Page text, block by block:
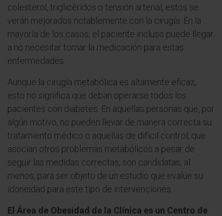
colesterol, triglicéridos o tensión arterial, estos se
verán mejorados notablemente con la cirugía. En la
mayoría de los casos, el paciente incluso puede llegar
a no necesitar tomar la medicación para estas
enfermedades.
Aunque la cirugía metabólica es altamente eficaz,
esto no significa que deban operarse todos los
pacientes con diabetes. En aquellas personas que, por
algún motivo, no pueden llevar de manera correcta su
tratamiento médico o aquellas de difícil control, que
asocian otros problemas metabólicos a pesar de
seguir las medidas correctas, son candidatas, al
menos, para ser objeto de un estudio que evalúe su
idoneidad para este tipo de intervenciones.
El Área de Obesidad de la Clínica es un Centro de